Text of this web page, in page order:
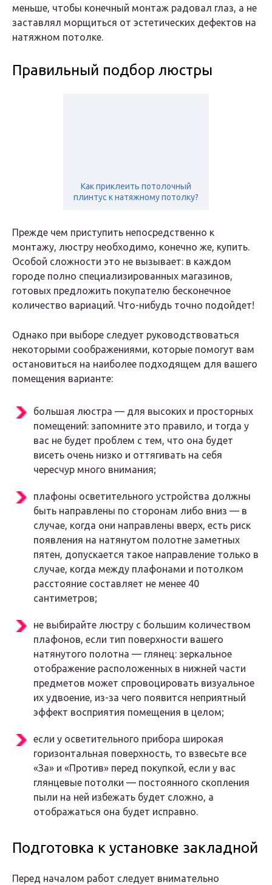
меньше, чтобы конечный монтаж радовал глаз, а не
заставлял морщиться от эстетических дефектов на
натяжном потолке.
Правильный подбор люстры
Как приклеить потолочный
плинтус к натяжному потолку?
Прежде чем приступить непосредственно к
монтажу, люстру необходимо, конечно же, купить.
Особой сложности это не вызывает: в каждом
городе полно специализированных магазинов,
готовых предложить покупателю бесконечное
количество вариаций. Что-нибудь точно подойдет!
Однако при выборе следует руководствоваться
некоторыми соображениями, которые помогут вам
остановиться на наиболее подходящем для вашего
помещения варианте:
большая люстра — для высоких и просторных
помещений: запомните это правило, и тогда у
вас не будет проблем с тем, что она будет
висеть очень низко и оттягивать на себя
чересчур много внимания;
плафоны осветительного устройства должны
быть направлены по сторонам либо вниз — в
случае, когда они направлены вверх, есть риск
появления на натянутом полотне заметных
пятен, допускается такое направление только в
случае, когда между плафонами и потолком
расстояние составляет не менее 40
сантиметров;
не выбирайте люстру с большим количеством
плафонов, если тип поверхности вашего
натянутого полотна — глянец: зеркальное
отображение расположенных в нижней части
предметов может спровоцировать визуальное
их удвоение, из-за чего появится неприятный
эффект восприятия помещения в целом;
если у осветительного прибора широкая
горизонтальная поверхность, то взвесьте все
«За» и «Против» перед покупкой, если у вас
глянцевые потолки — постоянного скопления
пыли на ней избежать будет сложно, а
отображаться она будет исправно.
Подготовка к установке закладной
Перед началом работ следует внимательно